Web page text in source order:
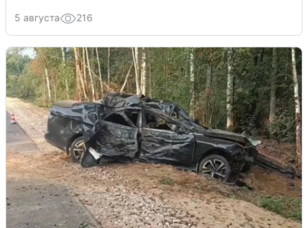
5 августа 216